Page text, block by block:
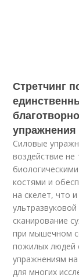
Стретчинг
упражнения
Силовые
воздействие
костями и
на скелет, что
сканирование
при мышечном
пожилых людей
упражнениям
для многих